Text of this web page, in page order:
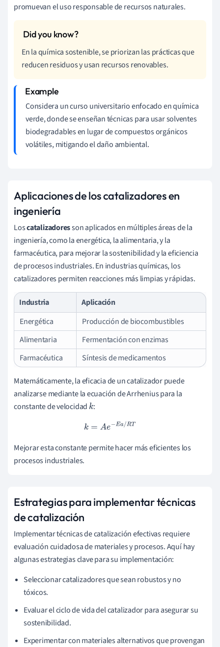
promuevan el uso responsable de recursos naturales.
En la química sostenible, se priorizan las prácticas que
reducen residuos y usan recursos renovables.
Considera un curso universitario enfocado en química
verde, donde se enseñan técnicas para usar solventes
biodegradables en lugar de compuestos orgánicos
volátiles, mitigando el daño ambiental.
Aplicaciones de los catalizadores en
ingeniería
Loscatalizadoresson aplicados en múltiples áreas de la
ingeniería, como la energética, la alimentaria, y la
farmacéutica, para mejorar la sostenibilidad y la eficiencia
de procesos industriales. En industrias químicas, los
catalizadores permiten reacciones más limpias y rápidas.
Industria
Aplicación
Energética
Producción de biocombustibles
Alimentaria
Fermentación con enzimas
Farmacéutica
Síntesis de medicamentos
Matemáticamente, la eficacia de un catalizador puede
analizarse mediante la ecuación de Arrhenius para la
constante de velocidadk:
k= Ae−Ea/RT
Mejorar esta constante permite hacer más eficientes los
procesos industriales.
Estrategias para implementar técnicas
de catalización
Implementar técnicas de catalización efectivas requiere
evaluación cuidadosa de materiales y procesos. Aquí hay
algunas estrategias clave para su implementación:
Seleccionar catalizadores que sean robustos y no
tóxicos.
Evaluar el ciclo de vida del catalizador para asegurar su
sostenibilidad.
Experimentar con materiales alternativos que provengan